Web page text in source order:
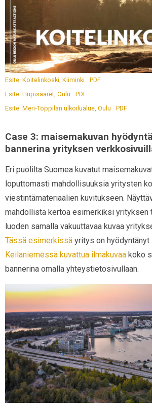
Esite: Koitelinkoski, Kiiminki
PDF
Esite: Hupisaaret, Oulu
PDF
Esite: Meri-Toppilan ulkoilualue, Oulu
PDF
Case 3: maisemakuvan
bannerina yrityksen
Eri puolilta Suomea kuvatut
loputtomasti mahdollisuuksia yritysten
viestintämateriaalien kuvitukseen.
mahdollista kertoa esimerkiksi yrityksen
luoden samalla vakuuttavaa kuvaa
Tässä esimerkissä yritys on hyödyntänyt
Keilaniemessä kuvattua ilmakuvaa koko
bannerina omalla yhteystietosivullaan.